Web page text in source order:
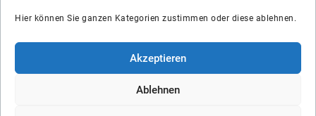
Hier können Sie ganzen Kategorien zustimmen oder diese ablehnen.
Akzeptieren
Ablehnen
Soziale Medien